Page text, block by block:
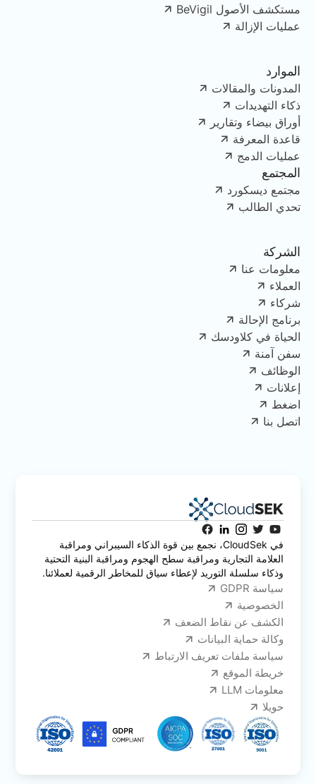
مستكشف الأصول BeVigil
عمليات الإزالة
الموارد
المدونات والمقالات
ذكاء التهديدات
أوراق بيضاء وتقارير
قاعدة المعرفة
عمليات الدمج
المجتمع
مجتمع ديسكورد
تحدي الطالب
الشركة
معلومات عنا
العملاء
شركاء
برنامج الإحالة
الحياة في كلاودسك
سفن آمنة
الوظائف
إعلانات
اضغط
اتصل بنا
في CloudSek، نجمع بين قوة الذكاء السيبراني ومراقبة
العلامة التجارية ومراقبة سطح الهجوم ومراقبة البنية التحتية
وذكاء سلسلة التوريد لإعطاء سياق للمخاطر الرقمية لعملائنا.
سياسة GDPR
الخصوصية
الكشف عن نقاط الضعف
وكالة حماية البيانات
سياسة ملفات تعريف الارتباط
خريطة الموقع
معلومات LLM
حويلا